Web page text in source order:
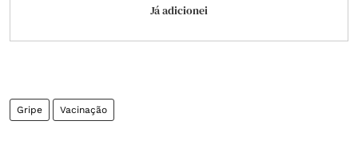
Já adicionei
Gripe Vacinação